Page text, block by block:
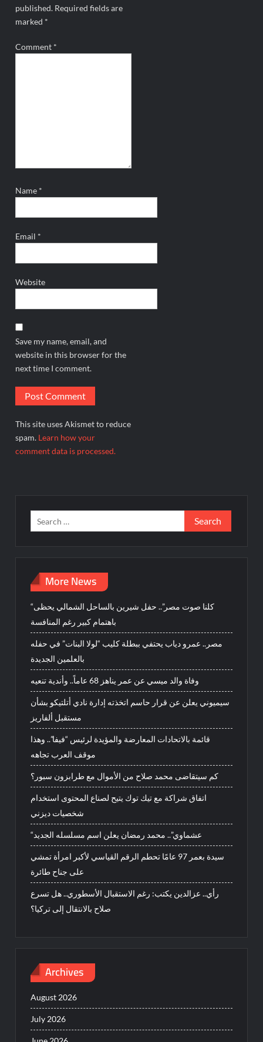
published. Required fields are
marked *
Comment *
Name *
Email *
Website
Save my name, email, and
website in this browser for the
next time I comment.
This site uses Akismet to reduce
spam. Learn how your
comment data is processed.
Search
for:
More News
“كلنا صوت مصر”.. حفل شيرين بالساحل الشمالي يحظى
باهتمام كبير رغم المنافسة
مصر.. عمرو دياب يحتفي ببطلة كليب “لولا البنات” في حفله
بالعلمين الجديدة
وفاة والد ميسي عن عمر يناهز 68 عاماً.. وأندية تنعيه
سيميوني يعلن عن قرار حاسم اتخذته إدارة نادي أتلتيكو بشأن
مستقبل ألفاريز
قائمة بالاتحادات المعارضة والمؤيدة لرئيس “فيفا”.. وهذا
موقف العرب تجاهه
كم سيتقاضى محمد صلاح من الأموال مع طرابزون سبور؟
اتفاق شراكة مع تيك توك يتيح لصناع المحتوى استخدام
شخصيات ديزني
“عشماوي”.. محمد رمضان يعلن اسم مسلسله الجديد
سيدة بعمر 97 عامًا تحطم الرقم القياسي لأكبر امرأة تمشي
على جناح طائرة
رأي.. عزالدين يكتب: رغم الاستقبال الأسطوري.. هل تسرع
صلاح بالانتقال إلى تركيا؟
Archives
August 2026
July 2026